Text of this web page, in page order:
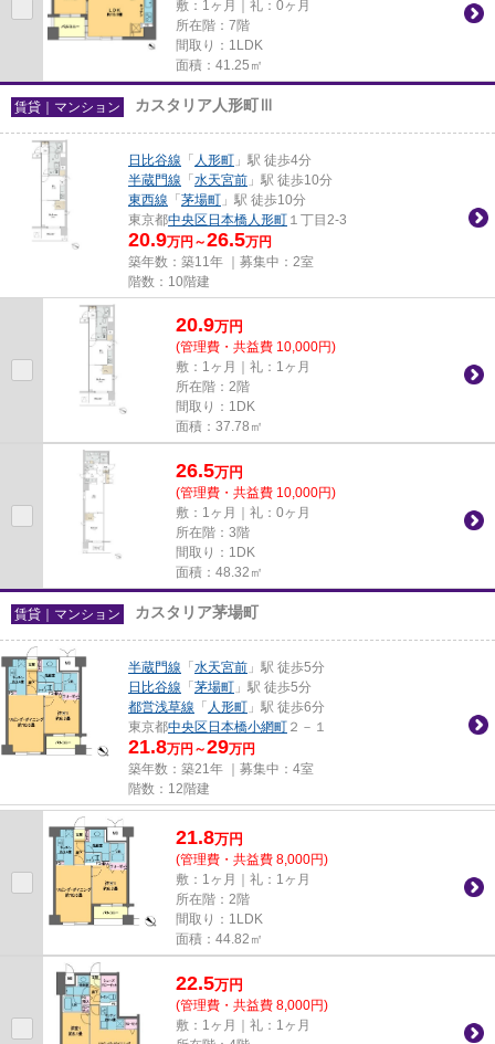
敷：1ヶ月｜礼：0ヶ月
所在階：7階
間取り：1LDK
面積：41.25㎡
賃貸｜マンション カスタリア人形町Ⅲ
日比谷線 「 人形町 」駅 徒歩4分
半蔵門線 「 水天宮前 」駅 徒歩10分
東西線 「 茅場町 」駅 徒歩10分
東京都中央区 日本橋人形町 １丁目2-3
20.9万円～26.5万円
築年数：築11年 ｜募集中： 2室
階数：10階建
20.9万円
(管理費・共益費 10,000円)
敷：1ヶ月｜礼：1ヶ月
所在階：2階
間取り：1DK
面積：37.78㎡
26.5万円
(管理費・共益費 10,000円)
敷：1ヶ月｜礼：0ヶ月
所在階：3階
間取り：1DK
面積：48.32㎡
賃貸｜マンション カスタリア茅場町
半蔵門線 「 水天宮前 」駅 徒歩5分
日比谷線 「 茅場町 」駅 徒歩5分
都営浅草線 「 人形町 」駅 徒歩6分
東京都中央区 日本橋小網町 ２－１
21.8万円～29万円
築年数：築21年 ｜募集中： 4室
階数：12階建
21.8万円
(管理費・共益費 8,000円)
敷：1ヶ月｜礼：1ヶ月
所在階：2階
間取り：1LDK
面積：44.82㎡
22.5万円
(管理費・共益費 8,000円)
敷：1ヶ月｜礼：1ヶ月